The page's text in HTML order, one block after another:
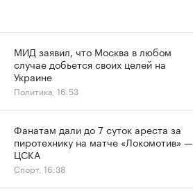
МИД заявил, что Москва в любом
случае добьется своих целей на
Украине
Политика, 16:53
Фанатам дали до 7 суток ареста за
пиротехнику на матче «Локомотив» —
ЦСКА
Спорт, 16:38